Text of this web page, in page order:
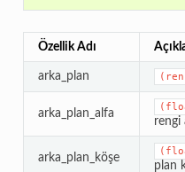
Özellik Adı
arka_plan
arka_plan_alfa
rengi
arka_plan_köşe
plan